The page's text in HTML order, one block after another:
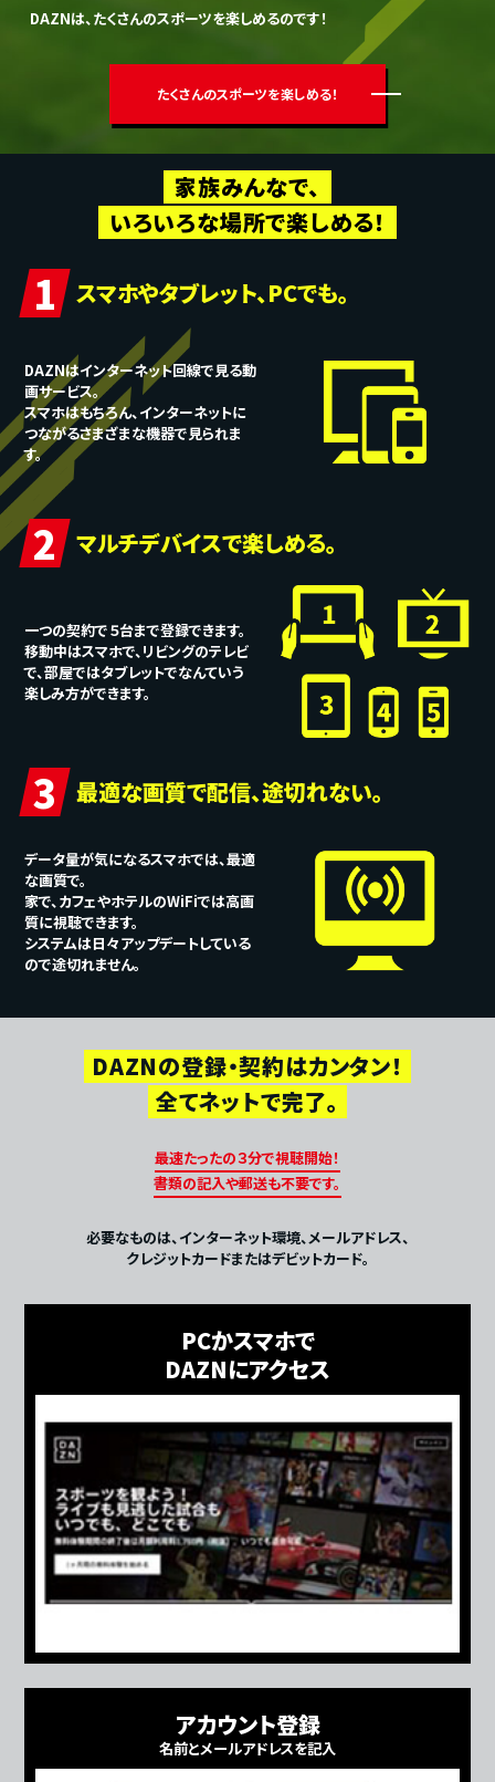
DAZNは、たくさんのスポーツを楽しめるのです！
たくさんのスポーツを楽しめる！
家族みんなで、
いろいろな場所で楽しめる！
1 スマホやタブレット、PCでも。
DAZNはインターネット回線で見る動
画サービス。
スマホはもちろん、インターネットに
つながるさまざまな機器で見られま
す。
2 マルチデバイスで楽しめる。
一つの契約で５台まで登録できます。
移動中はスマホで、リビングのテレビ
で、部屋ではタブレットでなんていう
楽しみ方ができます。
3 最適な画質で配信、途切れない。
データ量が気になるスマホでは、最適
な画質で。
家で、カフェやホテルのWiFiでは高画
質に視聴できます。
システムは日々アップデートしている
ので途切れません。
DAZNの登録・契約はカンタン！
全てネットで完了。
最速たったの３分で視聴開始！
書類の記入や郵送も不要です。
必要なものは、インターネット環境、メールアドレス、
クレジットカードまたはデビットカード。
PCかスマホで
DAZNにアクセス
アカウント登録
名前とメールアドレスを記入